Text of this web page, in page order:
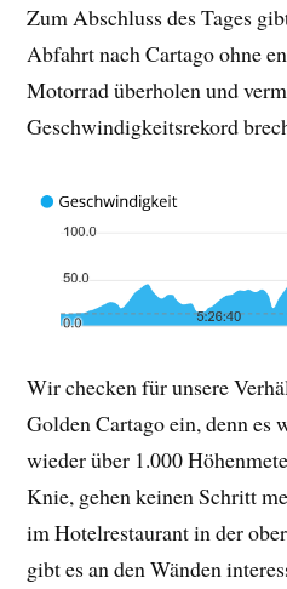
Zum Abschluss des Tages
Abfahrt nach Cartago ohne
Motorrad überholen und
Geschwindigkeitsrekord
Wir checken für unsere
Golden Cartago ein, denn es
wieder über 1.000
Knie, gehen keinen Schritt
im Hotelrestaurant in der
gibt es an den Wänden